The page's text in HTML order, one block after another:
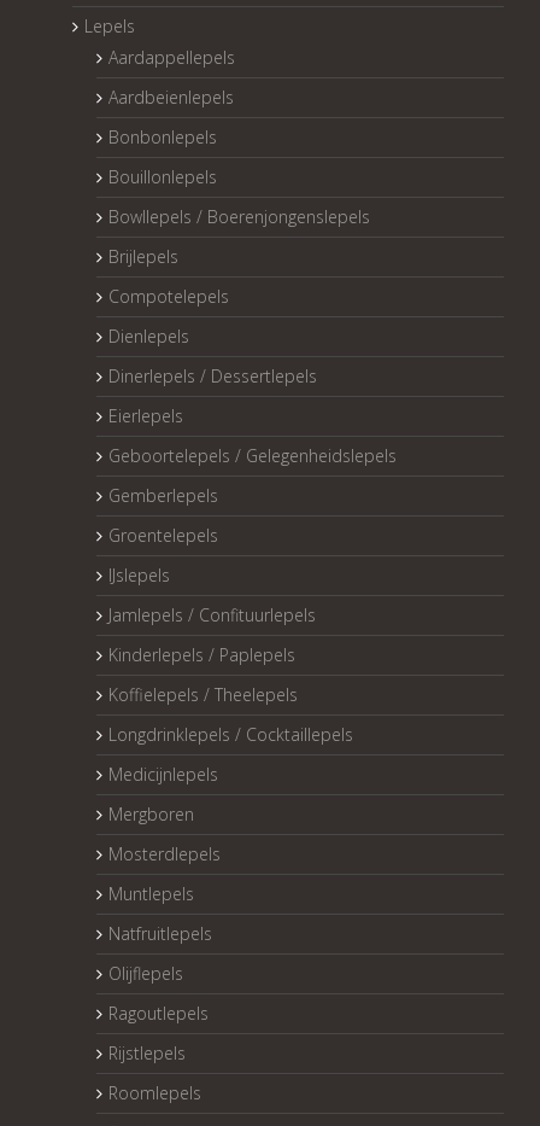
Lepels
Aardappellepels
Aardbeienlepels
Bonbonlepels
Bouillonlepels
Bowllepels / Boerenjongenslepels
Brijlepels
Compotelepels
Dienlepels
Dinerlepels / Dessertlepels
Eierlepels
Geboortelepels / Gelegenheidslepels
Gemberlepels
Groentelepels
IJslepels
Jamlepels / Confituurlepels
Kinderlepels / Paplepels
Koffielepels / Theelepels
Longdrinklepels / Cocktaillepels
Medicijnlepels
Mergboren
Mosterdlepels
Muntlepels
Natfruitlepels
Olijflepels
Ragoutlepels
Rijstlepels
Roomlepels